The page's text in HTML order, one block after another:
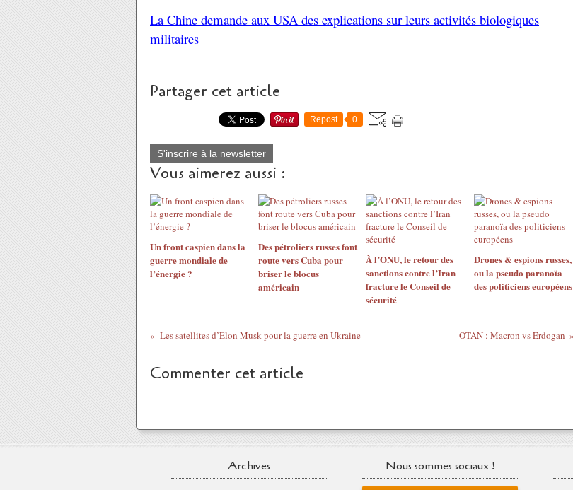
La Chine demande aux USA des explications sur leurs activités biologiques
militaires
Partager cet article
Repost 0
S'inscrire à la newsletter
Vous aimerez aussi :
Un front caspien dans la
guerre mondiale de
l’énergie ?
Des pétroliers russes font
route vers Cuba pour
briser le blocus
américain
À l’ONU, le retour des
sanctions contre l’Iran
fracture le Conseil de
sécurité
Drones & espions russes,
ou la pseudo paranoïa
des politiciens européens
Les satellites d’Elon Musk pour la guerre en Ukraine OTAN : Macron vs Erdogan
Commenter cet article
Archives Nous sommes sociaux !